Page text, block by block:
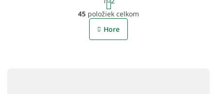
O
v
l
á
t
r
á
n
45 položiek celkom
Hore